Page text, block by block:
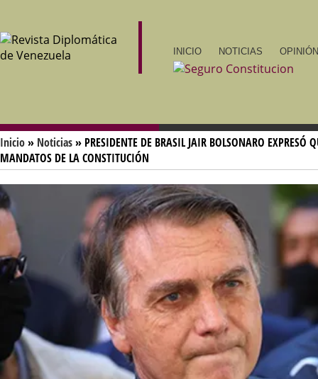
INICIO NOTICIAS
Inicio» Noticias» PRESIDENTE DE BRASIL JAIR BOLSONARO EXPRESÓ
MANDATOS DE LA CONSTITUCIÓN